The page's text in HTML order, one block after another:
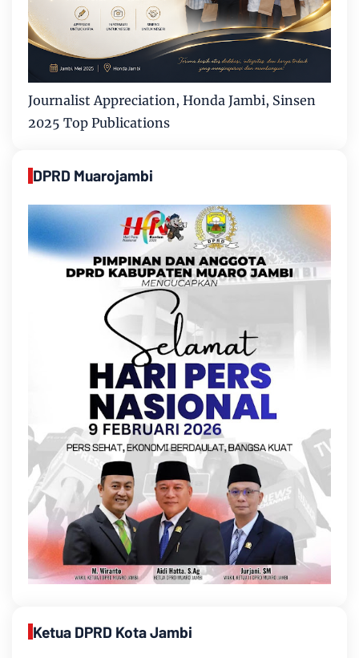
Journalist Appreciation, Honda Jambi, Sinsen
2025 Top Publications
DPRD Muarojambi
Ketua DPRD Kota Jambi